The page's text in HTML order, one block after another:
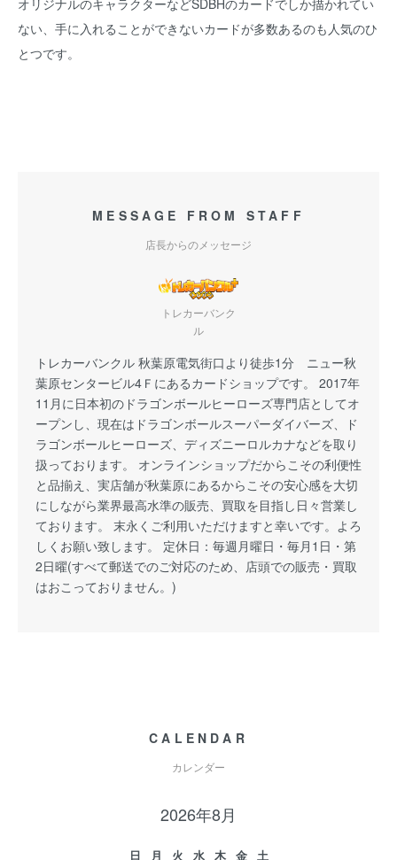
オリジナルのキャラクターなどSDBHのカードでしか描かれてい
ない、手に入れることができないカードが多数あるのも人気のひ
とつです。
MESSAGE FROM STAFF
店長からのメッセージ
トレカーバンク
ル
トレカーバンクル 秋葉原電気街口より徒歩1分 ニュー秋
葉原センタービル4Ｆにあるカードショップです。 2017年
11月に日本初のドラゴンボールヒーローズ専門店としてオ
ープンし、現在はドラゴンボールスーパーダイバーズ、ド
ラゴンボールヒーローズ、ディズニーロルカナなどを取り
扱っております。 オンラインショップだからこその利便性
と品揃え、実店舗が秋葉原にあるからこその安心感を大切
にしながら業界最高水準の販売、買取を目指し日々営業し
ております。 末永くご利用いただけますと幸いです。よろ
しくお願い致します。 定休日：毎週月曜日・毎月1日・第
2日曜(すべて郵送でのご対応のため、店頭での販売・買取
はおこっておりません。)
CALENDAR
カレンダー
2026年8月
日 月 火 水 木 金
土